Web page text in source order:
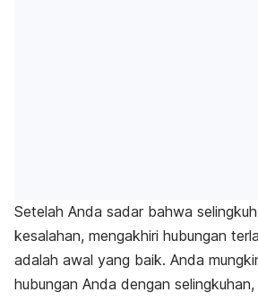
Setelah Anda sadar bahwa
kesalahan, mengakhiri hubungan
adalah awal yang baik. Anda
hubungan Anda dengan